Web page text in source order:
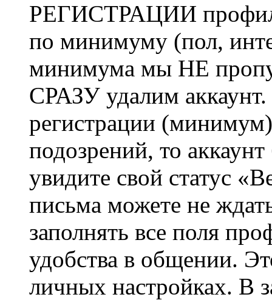
РЕГИСТРАЦИИ профиль
по минимуму (пол,
минимума мы НЕ
СРАЗУ удалим
регистрации
подозрений, то
увидите свой статус
письма можете не
заполнять все поля
удобства в общении.
личных настройках. В